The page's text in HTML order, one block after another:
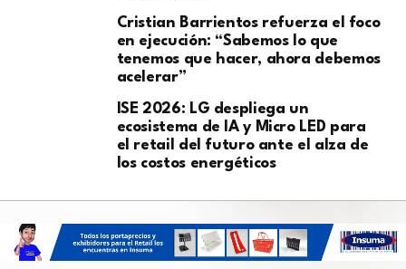
Cristian Barrientos refuerza el foco
en ejecución: “Sabemos lo que
tenemos que hacer, ahora debemos
acelerar”
ISE 2026: LG despliega un
ecosistema de IA y Micro LED para
el retail del futuro ante el alza de
los costos energéticos